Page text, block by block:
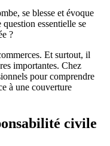
se blesse et évoque
essentielle se
?
Et surtout, il
importantes. Chez
pour comprendre
à une couverture
civile